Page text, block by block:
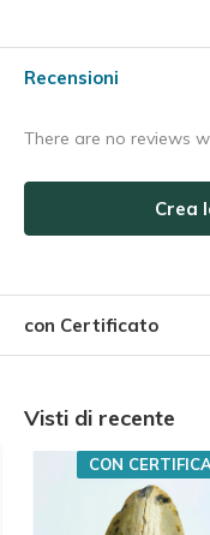
Recensioni
There are no reviews
Crea
con Certificato
Visti di recente
CON